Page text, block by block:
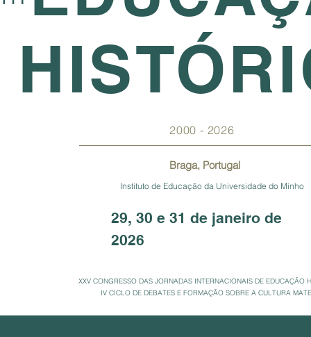
2000 - 2026
Braga, Portugal
Instituto de Educação da Universidade do Minho
29, 30 e 31 de janeiro de
2026
XXV CONGRESSO DAS JORNADAS INTERNACIONAIS DE
IV CICLO DE DEBATES E FORMAÇÃO SOBRE A CULTURA